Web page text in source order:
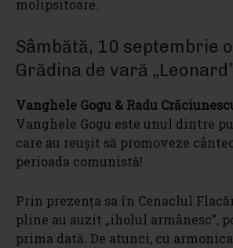
molipsitoare.
Sâmbătă, 10 septembrie
Grădina de vară
Vanghele Gogu & Radu
Vanghele Gogu este unul dintre
care au reușit să promoveze
perioada comunistă!
Prin prezența sa în Cenaclul
pline au auzit „iholul armânesc”,
prima dată. De atunci, cu